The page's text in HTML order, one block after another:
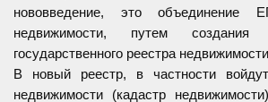
нововведение, это объединение
недвижимости, путем создания
государственного реестра
В новый реестр, в частности
недвижимости (кадастр